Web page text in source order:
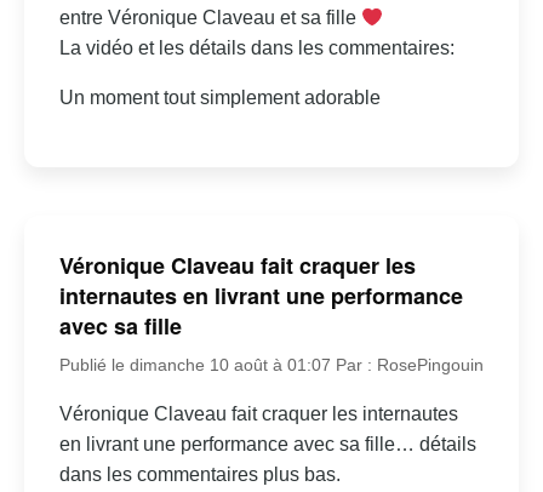
entre Véronique Claveau et sa fille
La vidéo et les détails dans les commentaires:
Un moment tout simplement adorable
Véronique Claveau fait craquer les
internautes en livrant une performance
avec sa fille
Publié le dimanche 10 août à 01:07 Par : RosePingouin
Véronique Claveau fait craquer les internautes
en livrant une performance avec sa fille… détails
dans les commentaires plus bas.